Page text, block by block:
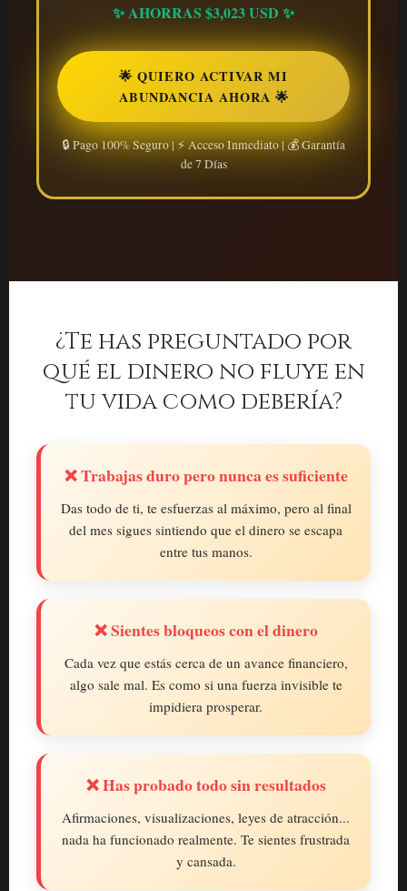
✨ AHORRAS $3,023 USD ✨
🌟 QUIERO ACTIVAR MI
ABUNDANCIA AHORA 🌟
🔒 Pago 100% Seguro | ⚡ Acceso Inmediato | 💰 Garantía
de 7 Días
¿Te has preguntado por
qué el dinero no fluye en
tu vida como debería?
❌ Trabajas duro pero nunca es suficiente
Das todo de ti, te esfuerzas al máximo, pero al final
del mes sigues sintiendo que el dinero se escapa
entre tus manos.
❌ Sientes bloqueos con el dinero
Cada vez que estás cerca de un avance financiero,
algo sale mal. Es como si una fuerza invisible te
impidiera prosperar.
❌ Has probado todo sin resultados
Afirmaciones, visualizaciones, leyes de atracción...
nada ha funcionado realmente. Te sientes frustrada
y cansada.